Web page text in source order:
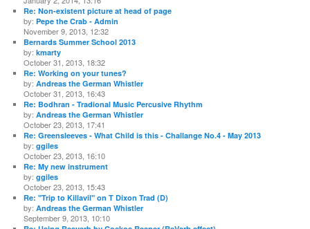
Re: Non-existent picture at head of page
by:Pepe the Crab - Admin
November 9, 2013, 12:32
Bernards Summer School 2013
by:kmarty
October 31, 2013, 18:32
Re: Working on your tunes?
by:Andreas the German Whistler
October 31, 2013, 16:43
Re: Bodhran - Tradional Music Percusive Rhythm
by:Andreas the German Whistler
October 23, 2013, 17:41
Re: Greensleeves - What Child is this - Challange No.4 - May 2013
by:ggiles
October 23, 2013, 16:10
Re: My new instrument
by:ggiles
October 23, 2013, 15:43
Re: "Trip to Killavil" on T Dixon Trad (D)
by:Andreas the German Whistler
September 9, 2013, 10:10